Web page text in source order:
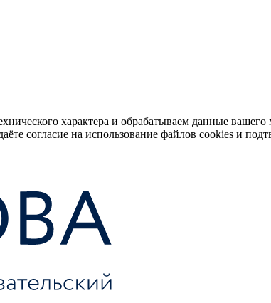
характера и обрабатываем данные вашего
согласие на использование файлов cookies и